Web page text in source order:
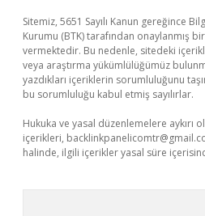
Sitemiz, 5651 Sayılı Kanun gereğince
Kurumu (BTK) tarafından onaylanmış
vermektedir. Bu nedenle, sitedeki
veya araştırma yükümlülüğümüz
yazdıkları içeriklerin sorumluluğunu
bu sorumluluğu kabul etmiş sayılırlar.
Hukuka ve yasal düzenlemelere aykırı
içerikleri,
halinde, ilgili içerikler yasal süre